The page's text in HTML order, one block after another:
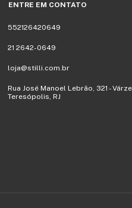
ENTRE EM CONTATO
552126420649
21 2642-0649
loja@stilli.com.br
Rua José Manoel Lebrão, 321 -
Teresópolis, RJ